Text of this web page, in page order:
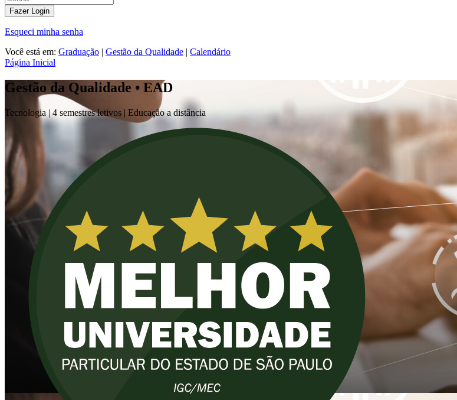
Fazer Login
Esqueci minha senha
Você está em: Graduação | Gestão da Qualidade | Calendário
Página Inicial
Gestão da Qualidade • EAD
Tecnologia | 4 semestres letivos | Educação a distância